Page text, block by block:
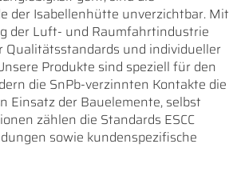
der Isabellenhütte unverzichtbar. Mit
der Luft- und Raumfahrtindustrie
und individueller
Produkte sind speziell für den
die SnPb-verzinnten Kontakte die
Einsatz der Bauelemente, selbst
zählen die Standards ESCC
sowie kundenspezifische